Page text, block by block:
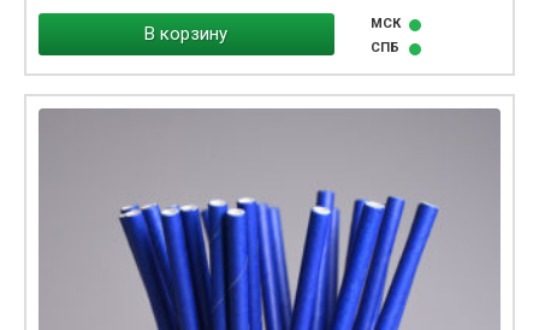
В корзину
МСК
СПБ